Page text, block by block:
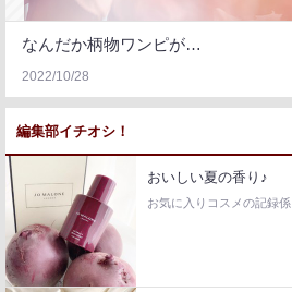
なんだか柄物ワンピが…
2022/10/28
編集部イチオシ！
おいしい夏の香り♪
お気に入りコスメの記録係